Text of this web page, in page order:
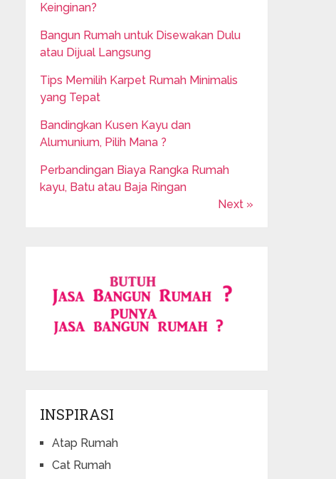
Keinginan?
Bangun Rumah untuk Disewakan Dulu
atau Dijual Langsung
Tips Memilih Karpet Rumah Minimalis
yang Tepat
Bandingkan Kusen Kayu dan
Alumunium, Pilih Mana ?
Perbandingan Biaya Rangka Rumah
kayu, Batu atau Baja Ringan
Next »
INSPIRASI
Atap Rumah
Cat Rumah